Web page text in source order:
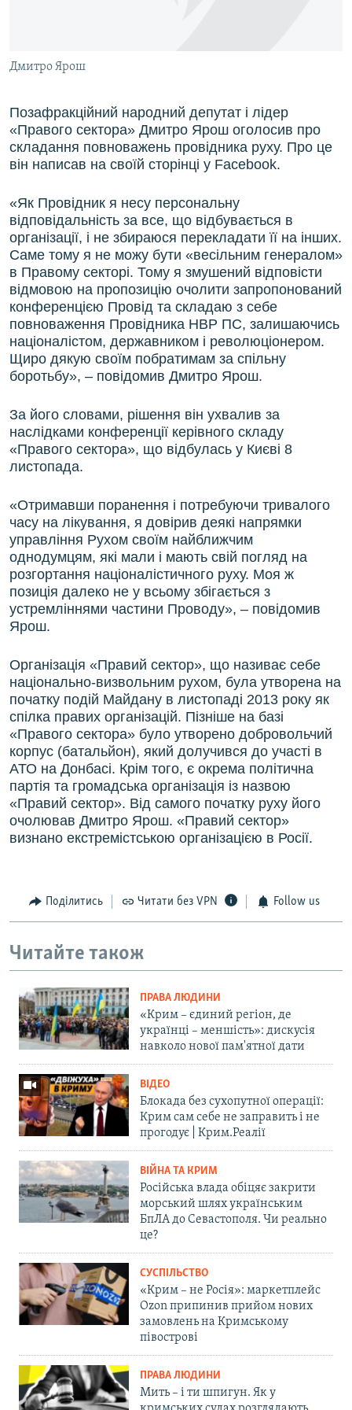
УКРАЇНСЬКА ПРОБЛЕМА КРИМУ
Усі сайти RFE/RL
Дмитро Ярош
Позафракційний народний депутат і лідер
«Правого сектора» Дмитро Ярош оголосив про
складання повноважень провідника руху. Про це
він написав на своїй сторінці у Facebook.
«Як Провідник я несу персональну
відповідальність за все, що відбувається в
організації, і не збираюся перекладати її на інших.
Саме тому я не можу бути «весільним генералом»
в Правому секторі. Тому я змушений відповісти
відмовою на пропозицію очолити запропонований
конференцією Провід та складаю з себе
повноваження Провідника НВР ПС, залишаючись
націоналістом, державником і революціонером.
Щиро дякую своїм побратимам за спільну
боротьбу», – повідомив Дмитро Ярош.
За його словами, рішення він ухвалив за
наслідками конференції керівного складу
«Правого сектора», що відбулась у Києві 8
листопада.
«Отримавши поранення і потребуючи тривалого
часу на лікування, я довірив деякі напрямки
управління Рухом своїм найближчим
однодумцям, які мали і мають свій погляд на
розгортання націоналістичного руху. Моя ж
позиція далеко не у всьому збігається з
устремліннями частини Проводу», – повідомив
Ярош.
Організація «Правий сектор», що називає себе
національно-визвольним рухом, була утворена на
початку подій Майдану в листопаді 2013 року як
спілка правих організацій. Пізніше на базі
«Правого сектора» було утворено добровольчий
корпус (батальйон), який долучився до участі в
АТО на Донбасі. Крім того, є окрема політична
партія та громадська організація із назвою
«Правий сектор». Від самого початку руху його
очолював Дмитро Ярош. «Правий сектор»
визнано екстремістською організацією в Росії.
Поділитись Читати без VPN Follow us
Читайте також
ПРАВА ЛЮДИНИ
«Крим – єдиний регіон, де
українці – меншість»: дискусія
навколо нової пам'ятної дати
ВІДЕО
Блокада без сухопутної операції:
Крим сам себе не заправить і не
прогодує | Крим.Реалії
ВІЙНА ТА КРИМ
Російська влада обіцяє закрити
морський шлях українським
БпЛА до Севастополя. Чи реально
це?
СУСПІЛЬСТВО
«Крим – не Росія»: маркетплейс
Ozon припинив прийом нових
замовлень на Кримському
півострові
ПРАВА ЛЮДИНИ
Мить – і ти шпигун. Як у